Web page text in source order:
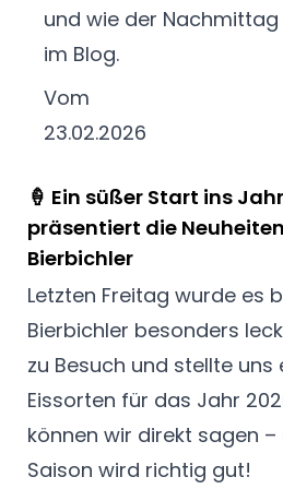
und wie der
im Blog.
Vom
23.02.2026
🍦 Ein süßer Start ins
präsentiert die
Bierbichler
Letzten Freitag wurde es
Bierbichler besonders
zu Besuch und stellte uns
Eissorten für das Jahr
können wir direkt sagen
Saison wird richtig gut!